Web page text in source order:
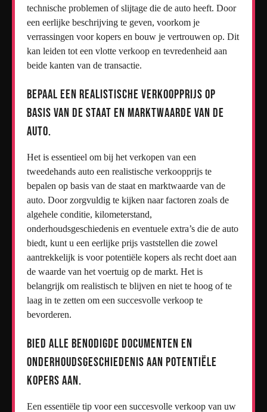
technische problemen of slijtage die de auto heeft. Door
een eerlijke beschrijving te geven, voorkom je
verrassingen voor kopers en bouw je vertrouwen op. Dit
kan leiden tot een vlotte verkoop en tevredenheid aan
beide kanten van de transactie.
Bepaal een realistische verkoopprijs op
basis van de staat en marktwaarde van de
auto.
Het is essentieel om bij het verkopen van een
tweedehands auto een realistische verkoopprijs te
bepalen op basis van de staat en marktwaarde van de
auto. Door zorgvuldig te kijken naar factoren zoals de
algehele conditie, kilometerstand,
onderhoudsgeschiedenis en eventuele extra’s die de auto
biedt, kunt u een eerlijke prijs vaststellen die zowel
aantrekkelijk is voor potentiële kopers als recht doet aan
de waarde van het voertuig op de markt. Het is
belangrijk om realistisch te blijven en niet te hoog of te
laag in te zetten om een succesvolle verkoop te
bevorderen.
Bied alle benodigde documenten en
onderhoudsgeschiedenis aan potentiële
kopers aan.
Een essentiële tip voor een succesvolle verkoop van uw